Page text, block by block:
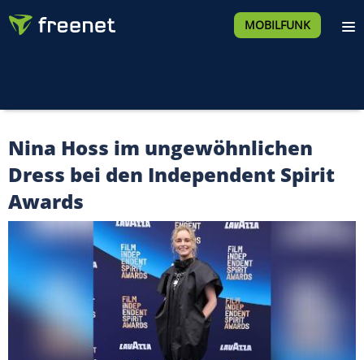
MOBILFUNK
Nina Hoss im ungewöhnlichen
Dress bei den Independent Spirit
Awards